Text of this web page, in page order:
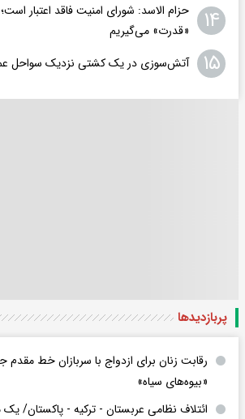
۱۴
حزام الاسد: شورای امنیت فاقد اعتبار
«قدرت» می‌گیریم
۱۵ آتش‌سوزی در یک کشتی نزدیک سواحل
پربازدید‌ها
رقابت زنان برای ازدواج با سربازان خط
«بیوه‌های سیاه»
ائتلاف نظامی عربستان - ترکیه - پاکستان/